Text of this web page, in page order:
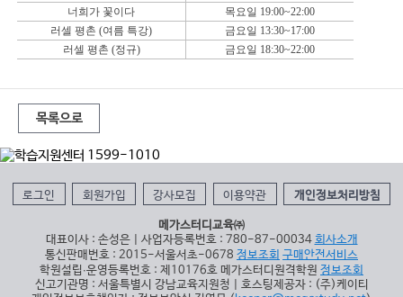
너희가 꽃이다
목요일 19:00~22:00
러셀 평촌(여름 특강) 금요일 13:30~17:00
러셀 평촌 (정규) 금요일 18:30~22:00
목록으로
로그인 회원가입 강사모집 이용약관 개인정보처리방침
메가스터디교육㈜
대표이사 : 손성은 | 사업자등록번호 : 780-87-00034 회사소개
통신판매번호 : 2015-서울서초-0678 정보조회 구매안전서비스
학원설립∙운영등록번호 : 제10176호 메가스터디원격학원 정보조회
신고기관명 : 서울특별시 강남교육지원청 | 호스팅제공자 : (주)케이티